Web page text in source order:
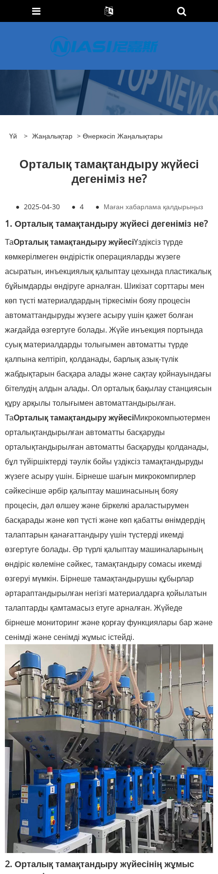
Үй > Жаңалықтар > Өнеркәсіп Жаңалықтары
Орталық тамақтандыру жүйесі
дегеніміз не?
● 2025-04-30 ● 4 ● Маған хабарлама қалдырыңыз
1. Орталық тамақтандыру жүйесі дегеніміз не?
ТаОрталық тамақтандыру жүйесіҮздіксіз түрде
көмкерілмеген өндірістік операцияларды жүзеге
асыратын, инъекциялық қалыптау цехында пластикалық
бұйымдарды өндіруге арналған. Шикізат сорттары мен
көп түсті материалдардың тіркесімін бояу процесін
автоматтандыруды жүзеге асыру үшін қажет болған
жағдайда өзгертуге болады. Жүйе инъекция портында
суық материалдарды толығымен автоматты түрде
қалпына келтіріп, қолданады, барлық азық-түлік
жабдықтарын басқара алады және сақтау қойнауындағы
бітелудің алдын алады. Ол орталық бақылау станциясын
құру арқылы толығымен автоматтандырылған.
ТаОрталық тамақтандыру жүйесіМикрокомпьютермен
орталықтандырылған автоматты басқаруды
орталықтандырылған автоматты басқаруды қолданады,
бұл түйіршіктерді тәулік бойы үздіксіз тамақтандыруды
жүзеге асыру үшін. Бірнеше шағын микрокомпирлер
сәйкесінше әрбір қалыптау машинасының бояу
процесін, дәл өлшеу және біркелкі араластырумен
басқарады және көп түсті және көп қабатты өнімдердің
талаптарын қанағаттандыру үшін түстерді икемді
өзгертуге болады. Әр түрлі қалыптау машиналарының
өндіріс көлеміне сәйкес, тамақтандыру сомасы икемді
өзгеруі мүмкін. Бірнеше тамақтандырушы құбырлар
әртараптандырылған негізгі материалдарға қойылатын
талаптарды қамтамасыз етуге арналған. Жүйеде
бірнеше мониторинг және қорғау функциялары бар және
сенімді және сенімді жұмыс істейді.
2. Орталық тамақтандыру жүйесінің жұмыс